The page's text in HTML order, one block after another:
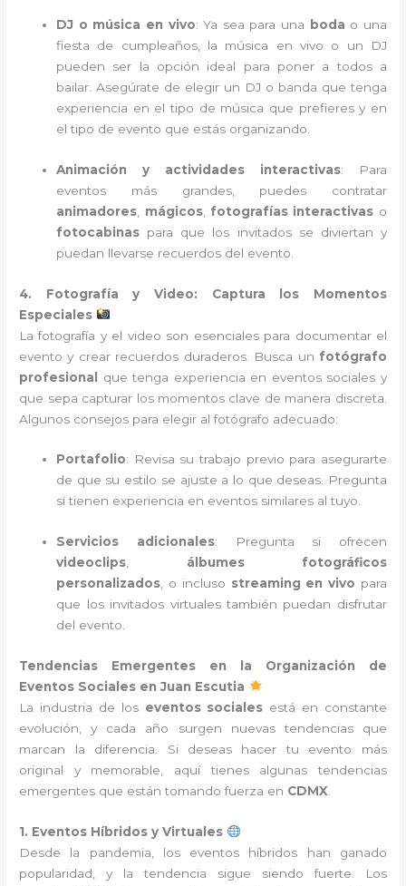
DJ o música en vivo: Ya sea para una boda o una
fiesta de cumpleaños, la música en vivo o un DJ
pueden ser la opción ideal para poner a todos a
bailar. Asegúrate de elegir un DJ o banda que tenga
experiencia en el tipo de música que prefieres y en
el tipo de evento que estás organizando.
Animación y actividades interactivas: Para
eventos más grandes, puedes contratar
animadores
mágicos, fotografías interactivas o
fotocabinas para que los invitados se diviertan y
puedan llevarse recuerdos del evento.
4. Fotografía y Video: Captura los Momentos
Especiales
La fotografía y el video son esenciales para documentar el
evento y crear recuerdos duraderos. Busca un fotógrafo
profesional que tenga experiencia en eventos sociales y
que sepa capturar los momentos clave de manera discreta.
Algunos consejos para elegir al fotógrafo adecuado:
Portafolio: Revisa su trabajo previo para asegurarte
de que su estilo se ajuste a lo que deseas. Pregunta
si tienen experiencia en eventos similares al tuyo.
Servicios adicionales: Pregunta si ofrecen
videoclips, álbumes fotográficos
personalizados, o incluso streaming en vivo para
que los invitados virtuales también puedan disfrutar
del evento.
Tendencias Emergentes en la Organización de
Eventos Sociales en Juan Escutia
La industria de los eventos sociales está en constante
evolución, y cada año surgen nuevas tendencias que
marcan la diferencia. Si deseas hacer tu evento más
original y memorable, aquí tienes algunas tendencias
emergentes que están tomando fuerza en CDMX
1. Eventos Híbridos y Virtuales
Desde la pandemia, los eventos híbridos han ganado
popularidad, y la tendencia sigue siendo fuerte. Los